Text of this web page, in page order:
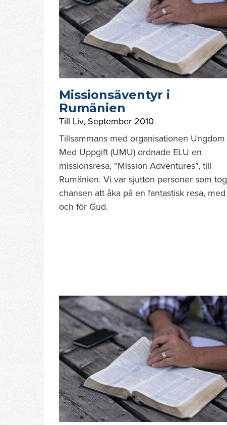
Missionsäventyr i
Rumänien
Till Liv, September 2010
Tillsammans med organisationen Ungdom
Med Uppgift (UMU) ordnade ELU en
missionsresa, ”Mission Adventures”, till
Rumänien. Vi var sjutton personer som tog
chansen att åka på en fantastisk resa, med
och för Gud.